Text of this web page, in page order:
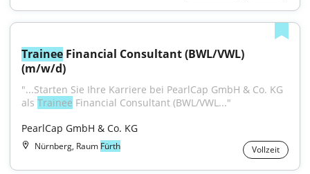
Trainee Financial Consultant (BWL/VWL)
(m/w/d)
"...Starten Sie Ihre Karriere bei PearlCap GmbH & Co. KG
als Trainee Financial Consultant (BWL/VWL..."
PearlCap GmbH & Co. KG
Nürnberg, Raum Fürth Vollzeit